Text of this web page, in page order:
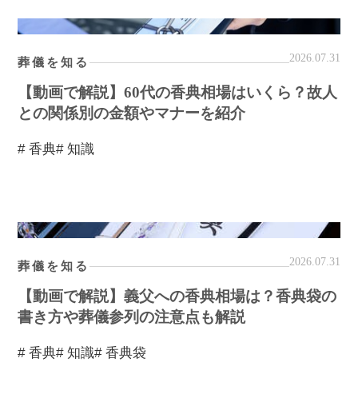
葬儀を知る 2026.07.31
【動画で解説】60代の香典相場はいくら？故人
との関係別の金額やマナーを紹介
# 香典# 知識
葬儀を知る 2026.07.31
【動画で解説】義父への香典相場は？香典袋の
書き方や葬儀参列の注意点も解説
# 香典# 知識# 香典袋